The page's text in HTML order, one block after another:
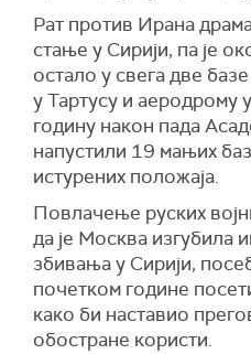
Рат против Ирана
стање у Сирији, па је
остало у свега две
у Тартусу и аеродрому
годину након пада
напустили 19 мањих
истурених положаја.
Повлачење руских
да је Москва изгубила
збивања у Сирији,
почетком године
како би наставио
обостране користи.